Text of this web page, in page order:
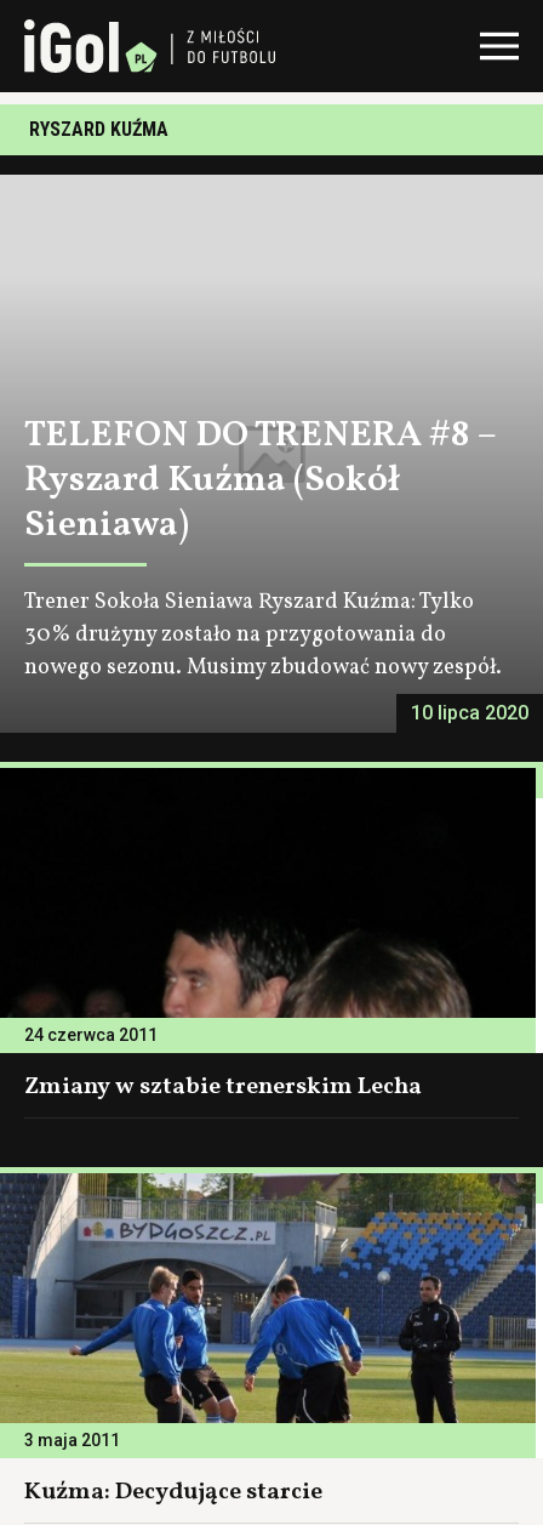
RYSZARD KUŹMA
10 lipca 2020
TELEFON DO TRENERA #8 –
Ryszard Kuźma (Sokół
Sieniawa)
Trener Sokoła Sieniawa Ryszard Kuźma: Tylko
30% drużyny zostało na przygotowania do
nowego sezonu. Musimy zbudować nowy zespół.
24 czerwca 2011
Zmiany w sztabie trenerskim Lecha
3 maja 2011
Kuźma: Decydujące starcie